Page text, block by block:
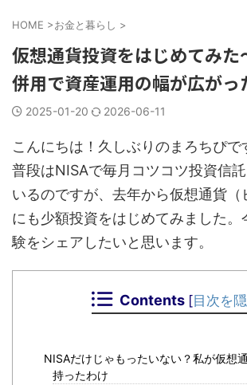
HOME >お金と暮らし >
仮想通貨投資をはじめてみた
併用で資産運用の幅が広がっ
2025-01-20 2026-06-11
こんにちは！久しぶりのまろちぴで
普段はNISAで毎月コツコツ投資信
いるのですが、去年から仮想通貨（
にも少額投資をはじめてみました。
験をシェアしたいと思います。
Contents [目次を
NISAだけじゃもったいない？私が仮想
持ったわけ